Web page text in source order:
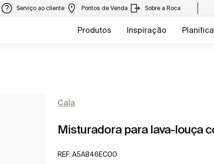
Serviço ao cliente Pontos de Venda Sobre a Roca
Produtos Inspiração
Cala
Misturadora para lava-louça
REF: A5A846EC00